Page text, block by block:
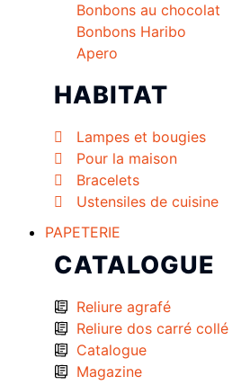
Bonbons au chocolat
Bonbons Haribo
Apero
HABITAT
Lampes et bougies
Pour la maison
Bracelets
Ustensiles de cuisine
PAPETERIE
CATALOGUE
Reliure agrafé
Reliure dos carré collé
Catalogue
Magazine